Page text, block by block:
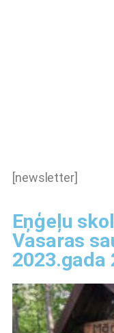
[newsletter]
Eņģeļu
Vasaras
2023.gada